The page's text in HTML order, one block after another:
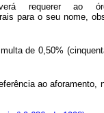
requererao
para o seu nome,
multa de 0,50%
ao aforamento,